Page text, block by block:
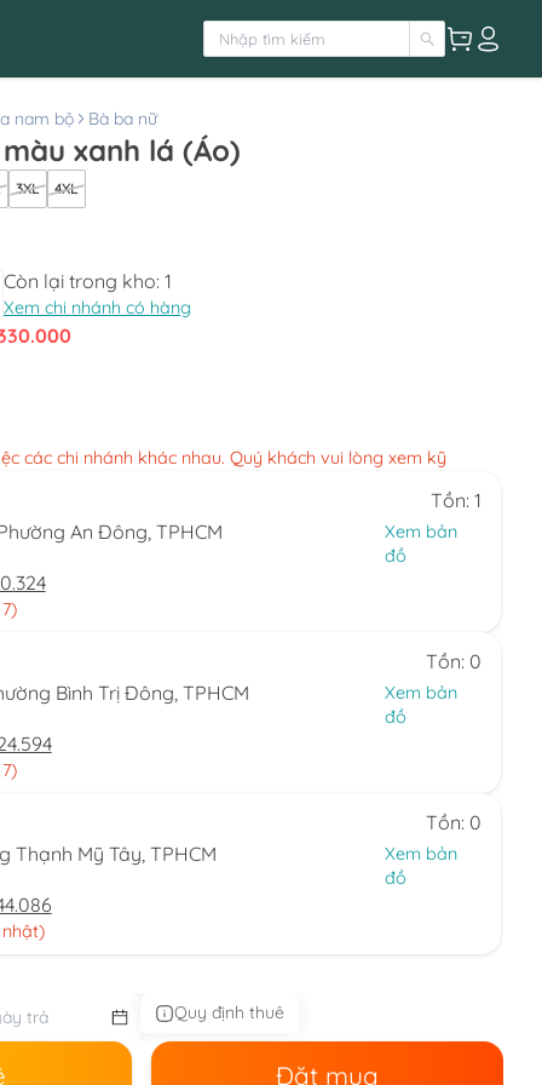
nam bộ Bà ba nữ
xanh lá (Áo)
3XL 4XL
Còn lại trong kho: 1
Xem chi nhánh có hàng
các chi nhánh khác nhau. Quý khách vui lòng xem kỹ
Tồn: 1
An Đông, TPHCM
Xem bản
đồ
Tồn: 0
Bình Trị Đông, TPHCM
Xem bản
đồ
Tồn: 0
Thạnh Mỹ Tây, TPHCM
Xem bản
đồ
Quy định thuê
Đặt mua